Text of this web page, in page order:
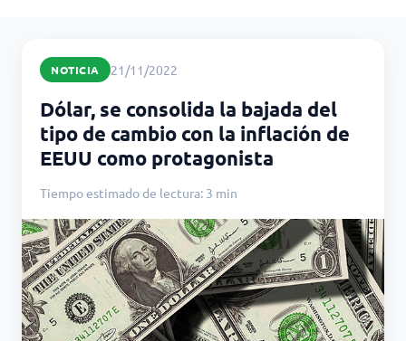
NOTICIA 21/11/2022
Dólar, se consolida la bajada del
tipo de cambio con la inflación de
EEUU como protagonista
Tiempo estimado de lectura: 3 min